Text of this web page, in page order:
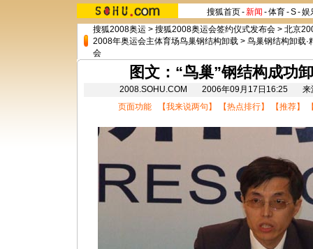
搜狐首页-新闻 -体育-S-娱
搜狐2008奥运 > 搜狐2008奥运会签约仪式发布会 > 北京
2008年奥运会主体育场鸟巢钢结构卸载 > 鸟巢钢结构卸载·
会
图文：“鸟巢”钢结构成功
2008.SOHU.COM 2006年09月17日16:25 来
页面功能 【我来说两句 】 【热点排行】 【推荐】